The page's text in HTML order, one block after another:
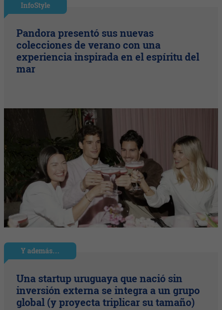
InfoStyle
Pandora presentó sus nuevas
colecciones de verano con una
experiencia inspirada en el espíritu del
mar
Y además…
Una startup uruguaya que nació sin
inversión externa se integra a un grupo
global (y proyecta triplicar su tamaño)